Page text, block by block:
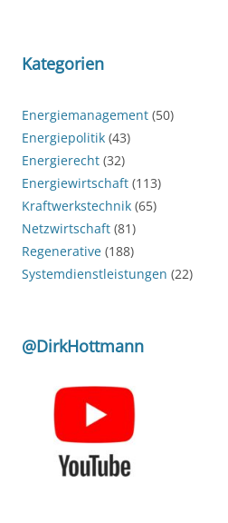
Kategorien
Energiemanagement (50)
Energiepolitik (43)
Energierecht (32)
Energiewirtschaft (113)
Kraftwerkstechnik (65)
Netzwirtschaft (81)
Regenerative (188)
Systemdienstleistungen (22)
@DirkHottmann